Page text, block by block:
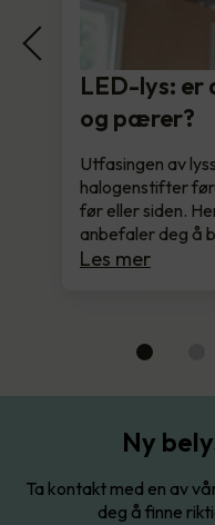
LED-lys: er
og pærer?
Utfasingen av
halogenstifter
før eller siden.
anbefaler deg å
Les mer
Ny
Ta kontakt med en av
deg å finne